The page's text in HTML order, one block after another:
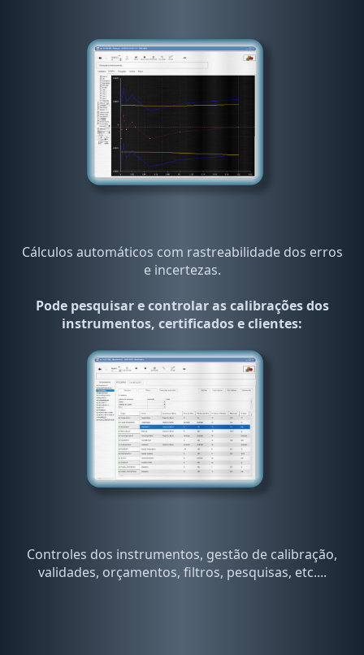
Cálculos automáticos com rastreabilidade dos erros
e incertezas.
Pode pesquisar e controlar as calibrações dos
instrumentos, certificados e clientes:
Controles dos instrumentos, gestão de calibração,
validades, orçamentos, filtros, pesquisas, etc....